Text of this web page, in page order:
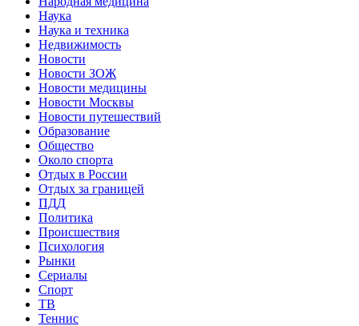
Наука
Наука и техника
Недвижимость
Новости
Новости ЗОЖ
Новости медицины
Новости Москвы
Новости путешествий
Образование
Общество
Около спорта
Отдых в России
Отдых за границей
ПДД
Политика
Происшествия
Психология
Рынки
Сериалы
Спорт
ТВ
Теннис